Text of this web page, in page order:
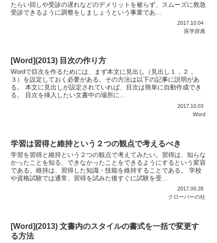
たらい回しや受診の遅れなどのデメリットを被らず、スムーズに救急
受診できるように調整をしましょうという事業であ...
2017.10.04
医学辞典
[Word](2013) 目次の作り方
Wordで目次を作るためには、まず本文に見出し（見出し１，２，
３）を設定しておく必要がある。その方法は以下の記事に説明があ
る。 本文に見出しが設定されていれば、目次は簡単に自動作成でき
る。 目次を挿入したい文書中の場所に...
2017.10.03
Word
学習は習得と維持という２つの観点で考えるべき
学習を習得と維持という２つの観点で考えてみたい。習得は、知らな
かったことを知る、できなかったことをできるようにするという変容
である。維持は、習得した知識・技能を維持することである。 学校
や資格試験では通常、習得を試みた後すぐに試験を受...
2017.09.28
クローバーの社
[Word](2013) 文書内のスタイルの書式を一括で変更す
る方法